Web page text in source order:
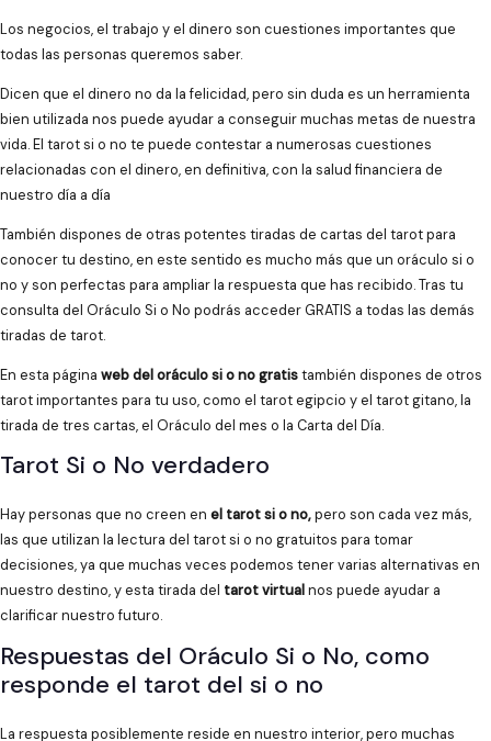
Los negocios, el trabajo y el dinero son cuestiones importantes que
todas las personas queremos saber.
Dicen que el dinero no da la felicidad, pero sin duda es un herramienta
bien utilizada nos puede ayudar a conseguir muchas metas de nuestra
vida. El tarot si o no te puede contestar a numerosas cuestiones
relacionadas con el dinero, en definitiva, con la salud financiera de
nuestro día a día
También dispones de otras potentes tiradas de cartas del tarot para
conocer tu destino, en este sentido es mucho más que un oráculo si o
no y son perfectas para ampliar la respuesta que has recibido. Tras tu
consulta del Oráculo Si o No podrás acceder GRATIS a todas las demás
tiradas de tarot.
En esta página web del oráculo si o no gratistambién dispones de otros
tarot importantes para tu uso, como el tarot egipcio y el tarot gitano, la
tirada de tres cartas, el Oráculo del mes o la Carta del Día.
Tarot Si o No verdadero
Hay personas que no creen en el tarot si o no,pero son cada vez más,
las que utilizan la lectura del tarot si o no gratuitos para tomar
decisiones, ya que muchas veces podemos tener varias alternativas en
nuestro destino, y esta tirada del tarot virtualnos puede ayudar a
clarificar nuestro futuro.
Respuestas del Oráculo Si o No, como
responde el tarot del si o no
La respuesta posiblemente reside en nuestro interior, pero muchas